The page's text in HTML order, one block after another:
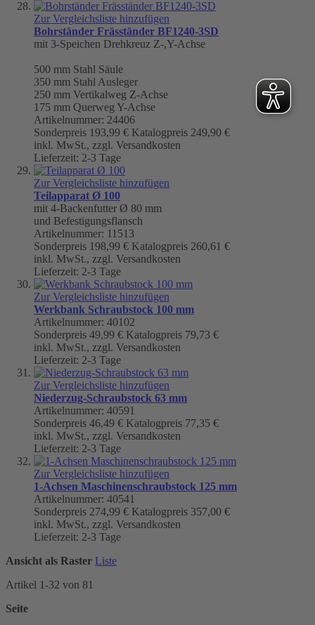
Zur Vergleichsliste hinzufügen
Bohrständer Fräsständer BF1240-3SD
mit 3-Speichen Drehkreuz Z-,Y-Achse
500 mm Stahl Säule
350 mm Stahl Ausleger
250 mm Vertikalweg Z-Achse
175 mm Querweg Y-Achse
Artikelnummer: 24406
Sonderpreis 193,99 € Katalogpreis 249,90 €
inkl. MwSt., zzgl. Versandkosten
Lieferzeit: 2-3 Tage
Zur Vergleichsliste hinzufügen
Teilapparat Ø 100
mit 4-Backenfutter Ø 80 mm
und Befestigungsflansch
Artikelnummer: 11513
Sonderpreis 198,99 € Katalogpreis 260,61 €
inkl. MwSt., zzgl. Versandkosten
Lieferzeit: 2-3 Tage
Zur Vergleichsliste hinzufügen
Werkbank Schraubstock 100 mm
Artikelnummer: 40102
Sonderpreis 49,99 € Katalogpreis 79,73 €
inkl. MwSt., zzgl. Versandkosten
Lieferzeit: 2-3 Tage
Zur Vergleichsliste hinzufügen
Niederzug-Schraubstock 63 mm
Artikelnummer: 40591
Sonderpreis 46,49 € Katalogpreis 77,35 €
inkl. MwSt., zzgl. Versandkosten
Lieferzeit: 2-3 Tage
Zur Vergleichsliste hinzufügen
1-Achsen Maschinenschraubstock 125 mm
Artikelnummer: 40541
Sonderpreis 274,99 € Katalogpreis 357,00 €
inkl. MwSt., zzgl. Versandkosten
Lieferzeit: 2-3 Tage
Ansicht als Raster Liste
Artikel 1-32 von 81
Seite